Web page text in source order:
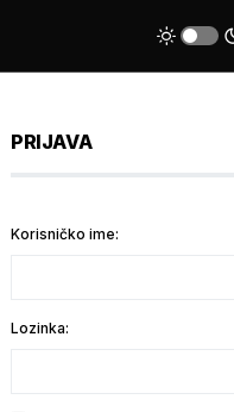
PRIJAVA
Korisničko ime:
Lozinka: